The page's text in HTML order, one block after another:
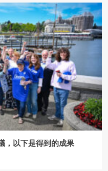
，以下是得到的成果